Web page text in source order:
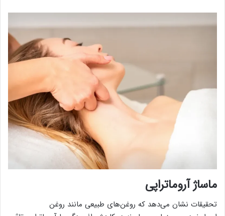
ماساژ آروماتراپی
تحقیقات نشان می‌دهد که روغن‌های طبیعی مانند روغن